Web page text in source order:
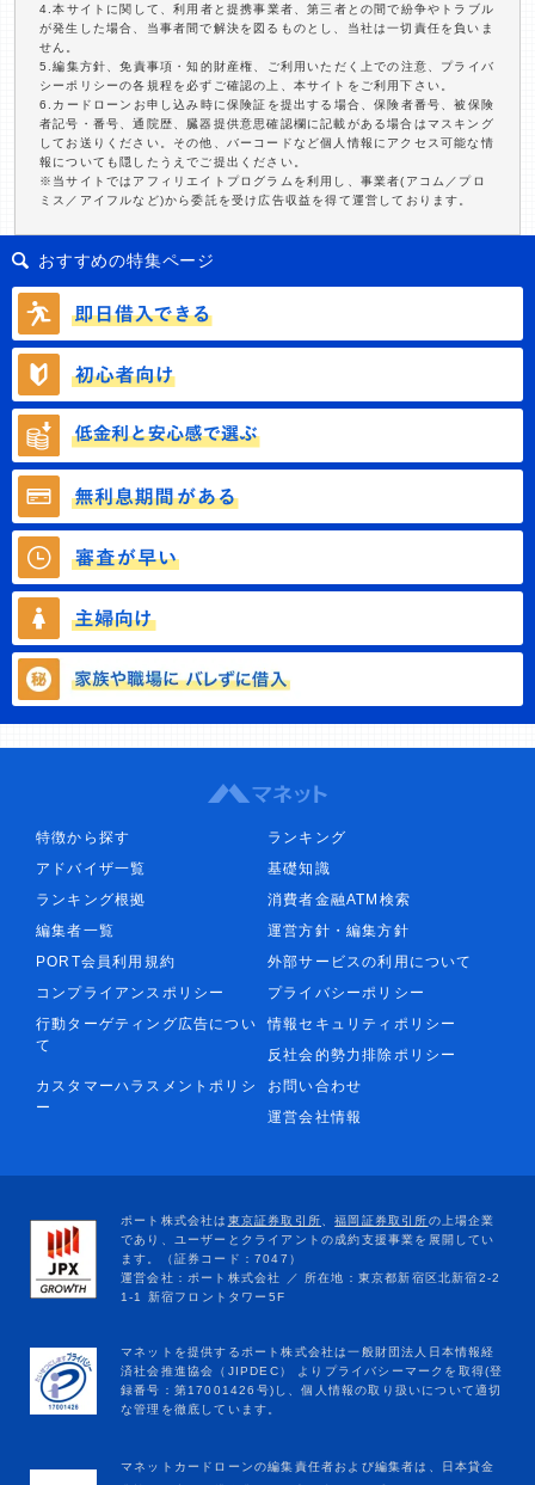
4.本サイトに関して、利用者と提携事業者、第三者との間で紛争やトラブル
が発生した場合、当事者間で解決を図るものとし、当社は一切責任を負いま
せん。
5.編集方針、免責事項・知的財産権、ご利用いただく上での注意、プライバ
シーポリシーの各規程を必ずご確認の上、本サイトをご利用下さい。
6.カードローンお申し込み時に保険証を提出する場合、保険者番号、被保険
者記号・番号、通院歴、臓器提供意思確認欄に記載がある場合はマスキング
してお送りください。その他、バーコードなど個人情報にアクセス可能な情
報についても隠したうえでご提出ください。
※当サイトではアフィリエイトプログラムを利用し、事業者(アコム／プロ
ミス／アイフルなど)から委託を受け広告収益を得て運営しております。
おすすめの特集ページ
特徴から探す
ランキング
アドバイザ一覧
基礎知識
ランキング根拠
消費者金融ATM検索
編集者一覧
運営方針・編集方針
PORT会員利用規約
外部サービスの利用について
コンプライアンスポリシー
プライバシーポリシー
行動ターゲティング広告につい
て
情報セキュリティポリシー
反社会的勢力排除ポリシー
カスタマーハラスメントポリシ
ー
お問い合わせ
運営会社情報
マネットカードローンの編集責任者および編集者は、日本貸金